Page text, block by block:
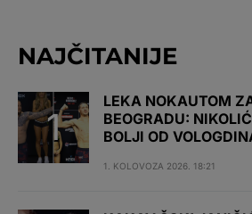
NAJČITANIJE
LEKA NOKAUTOM
BEOGRADU:
BOLJI OD
1. KOLOVOZA 2026. 18:21